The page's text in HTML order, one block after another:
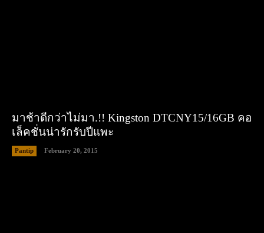
มาช้าดีกว่าไม่มา.!! Kingston DTCNY15/16GB คอ
เล็คชั่นน่ารักรับปีแพะ
Pantip February 20, 2015